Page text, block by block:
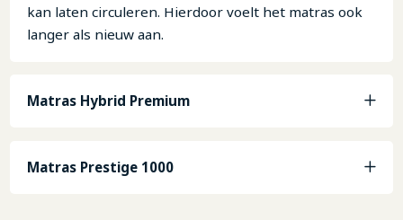
kan laten circuleren. Hierdoor voelt het matras ook
langer als nieuw aan.
Matras Hybrid Premium
Matras Prestige 1000